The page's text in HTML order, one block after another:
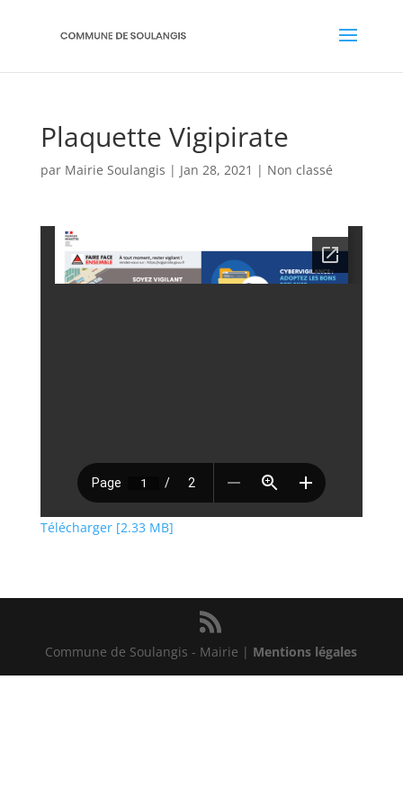
Plaquette Vigipirate
par Mairie Soulangis | Jan 28, 2021 | Non classé
Télécharger [2.33 MB]
Commune de Soulangis - Mairie | Mentions légales